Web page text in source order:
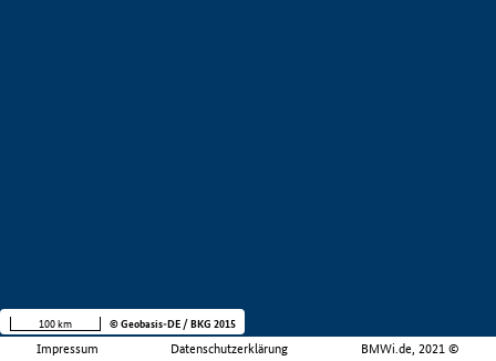
Impressum Datenschutzerklärung BMWi.de, 2021 ©
100 km © Geobasis-DE / BKG 2015